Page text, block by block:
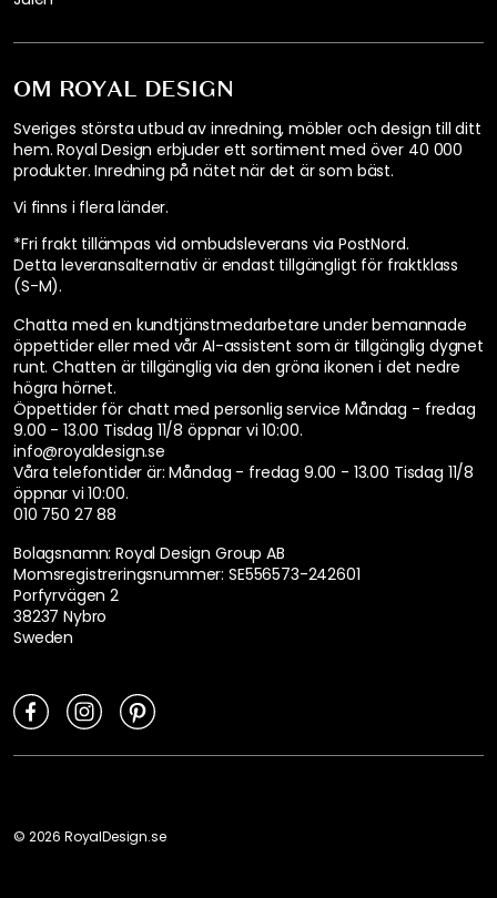
OM ROYAL DESIGN
Sveriges största utbud av inredning, möbler och design till ditt
hem. Royal Design erbjuder ett sortiment med över 40 000
produkter. Inredning på nätet när det är som bäst.
Vi finns i flera länder.
*Fri frakt tillämpas vid ombudsleverans via PostNord.
Detta leveransalternativ är endast tillgängligt för fraktklass
(S-M).
Chatta med en kundtjänstmedarbetare under bemannade
öppettider eller med vår AI-assistent som är tillgänglig dygnet
runt. Chatten är tillgänglig via den gröna ikonen i det nedre
högra hörnet.
Öppettider för chatt med personlig service Måndag - fredag
9.00 - 13.00 Tisdag 11/8 öppnar vi 10:00.
info@royaldesign.se
Våra telefontider är: Måndag - fredag 9.00 - 13.00 Tisdag 11/8
öppnar vi 10:00.
010 750 27 88
Bolagsnamn: Royal Design Group AB
Momsregistreringsnummer: SE556573-242601
Porfyrvägen 2
38237 Nybro
Sweden